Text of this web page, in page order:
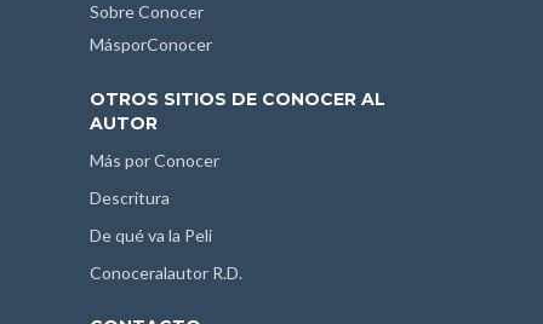
Sobre Conocer
MásporConocer
OTROS SITIOS DE CONOCER AL
AUTOR
Más por Conocer
Descritura
De qué va la Peli
Conoceralautor R.D.